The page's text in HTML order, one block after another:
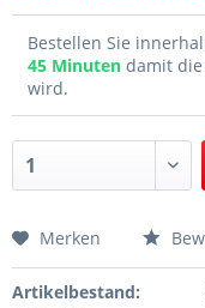
Bestellen Sie
45 Minuten damit
wird.
Merken
Artikelbestand: